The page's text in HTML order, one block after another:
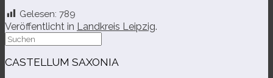
Gelesen: 789
Veröffentlicht in Landkreis Leipzig.
Suche
nach:
CASTELLUM SAXONIA